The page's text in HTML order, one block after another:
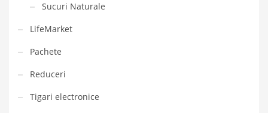
Sucuri Naturale
LifeMarket
Pachete
Reduceri
Tigari electronice